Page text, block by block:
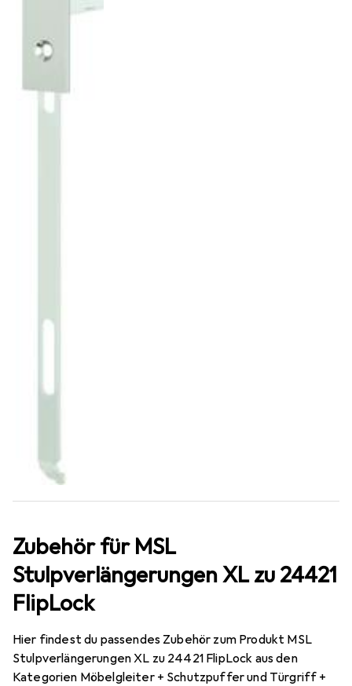
Zubehör für MSL
Stulpverlängerungen XL zu 24421
FlipLock
Hier findest du passendes Zubehör zum Produkt MSL
Stulpverlängerungen XL zu 24421 FlipLock aus den
Kategorien Möbelgleiter + Schutzpuffer und Türgriff +